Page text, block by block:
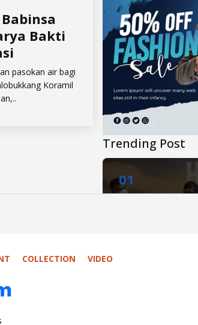
Bakti
pasokan air bagi
Koramil
Trending Post
01
Di Novel Buya
COLLECTION VIDEO